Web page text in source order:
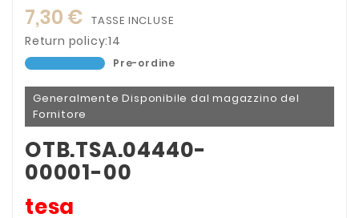
7,30 € TASSE INCLUSE
Return policy:14
Pre-ordine
Generalmente Disponibile dal magazzino del
Fornitore
OTB.TSA.04440-
00001-00
tesa